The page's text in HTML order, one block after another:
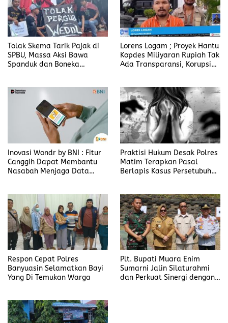
Tolak Skema Tarik Pajak di
SPBU, Massa Aksi Bawa
Spanduk dan Boneka
Gubernur NTT Melki Laka
Lorens Logam ; Proyek Hantu
Kopdes Miliyaran Rupiah Tak
Ada Transparansi, Korupsi
Inovasi Wondr by BNI : Fitur
Canggih Dapat Membantu
Nasabah Menjaga Data
Praktisi Hukum Desak Polres
Matim Terapkan Pasal
Berlapis Kasus Persetubuhan
Respon Cepat Polres
Banyuasin Selamatkan Bayi
Yang Di Temukan Warga
Plt. Bupati Muara Enim
Sumarni Jalin Silaturahmi
dan Perkuat Sinergi dengan